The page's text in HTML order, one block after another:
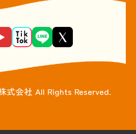
式会社 All Rights Reserved.